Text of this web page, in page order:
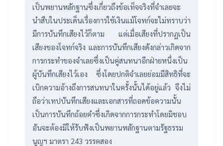
เป็นพยานหลักฐานซึ่งเกี่ยวถึงข้อเท็จจริงที่จำเลยจะ
นำสืบในประเด็นเรื่องการใช้เงินแม้โจทก์จะไม่ทราบว่า
มีการบันทึกเสียงไว้ก็ตาม แต่เมื่อเสียงที่ปรากฏเป็น
เสียงของโจทก์จริง และการบันทึกเสียงดังกล่าวเกิดจาก
การกระทำของจำเลยซึ่งเป็นคู่สนทนาอีกฝ่ายหนึ่งเป็น
ผู้บันทึกเสียงไว้เอง ซึ่งโดยปกติจำเลยย่อมมีสิทธิที่จะ
เบิกความอ้างถึงการสนทนาในครั้งนั้นได้อยู่แล้ว จึงไม่
ถือว่าเทปบันทึกเสียงและเอกสารที่ถอดข้อความนั้น
เป็นการบันทึกถ้อยคำซึ่งเกิดจากการกระทำโดยมิชอบ
อันจะต้องมิให้รับฟังเป็นพยานหลักฐานตามรัฐธรรม
นูญฯ มาตรา 243 วรรคสอง